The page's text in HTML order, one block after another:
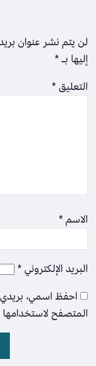
لن يتم نشر عنوان
إليها بـ*
التعليق*
الاسم*
البريد الإلكتروني*
احفظ اسمي، بريدي
المتصفح لاستخدامها